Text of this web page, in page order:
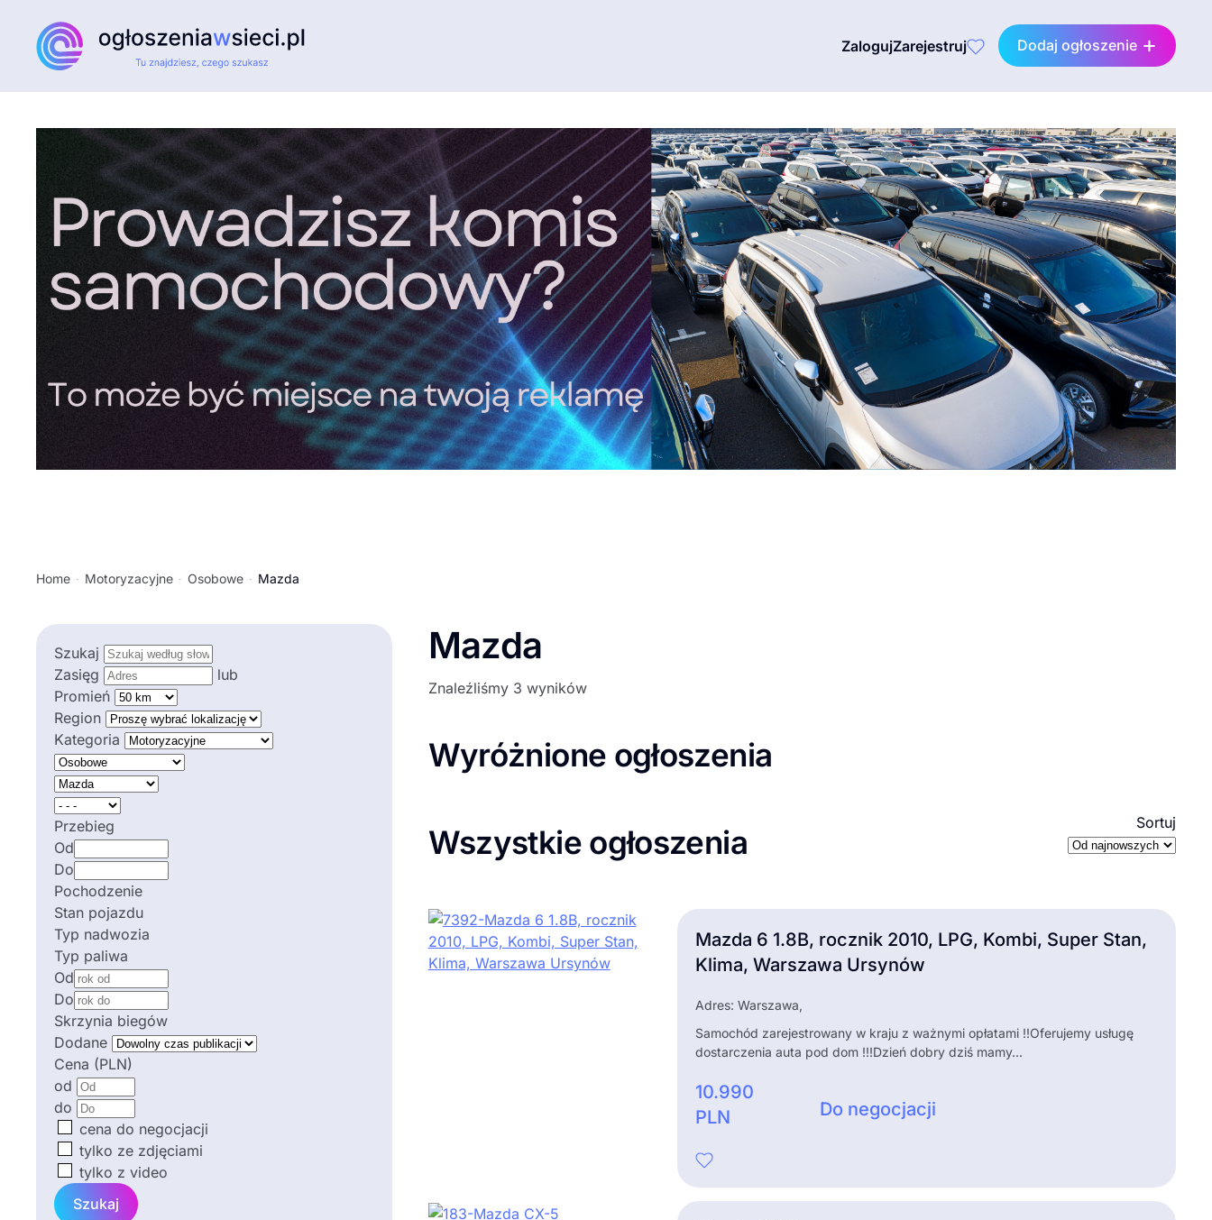
Przejdź do głównej treści ZalogujZarejestruj Dodaj ogłoszenie
Home Motoryzacyjne Osobowe Mazda
Szukaj
Zasięg
lub
Promień
Region
Kategoria
Przebieg
Od
Do
Pochodzenie
Stan pojazdu
Typ nadwozia
Typ paliwa
Od
Do
Skrzynia biegów
Dodane
Cena (PLN)
od
do
cena do negocjacji
tylko ze zdjęciami
tylko z video
Szukaj
Mazda
Znaleźliśmy 3 wyników
Wyróżnione ogłoszenia
Wszystkie ogłoszenia
Sortuj
Mazda 6 1.8B, rocznik 2010, LPG, Kombi, Super Stan,
Klima, Warszawa Ursynów
Adres: Warszawa,
Samochód zarejestrowany w kraju z ważnymi opłatami !!Oferujemy usługę
dostarczenia auta pod dom !!!Dzień dobry dziś mamy...
10.990
PLN
Do negocjacji